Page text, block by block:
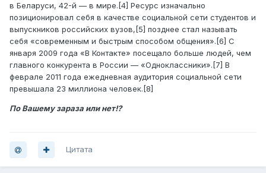
в Беларуси, 42-й — в мире.[4] Ресурс изначально
позиционировал себя в качестве социальной сети студентов и
выпускников российских вузов,[5] позднее стал называть
себя «современным и быстрым способом общения».[6] С
января 2009 года «В Контакте» посещало больше людей, чем
главного конкурента в России — «Одноклассники».[7] В
феврале 2011 года ежедневная аудитория социальной сети
превышала 23 миллиона человек.[8]
По Вашему зараза или нет!?
Цитата